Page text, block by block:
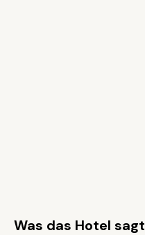
Was das Hotel sagt